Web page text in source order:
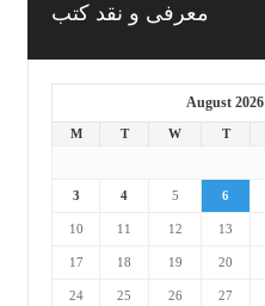
معرفی و نقد کتب
August 2026
M T W T
3 4 5 6
10 11 12 13
17 18 19 20
24 25 26 27